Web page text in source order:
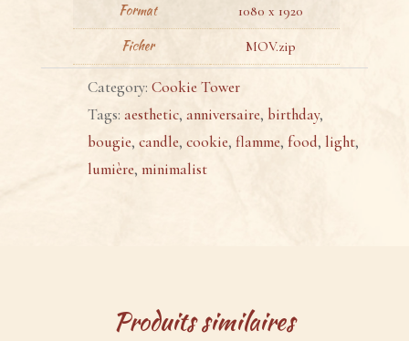
Format 1080 x 1920
Ficher MOV.zip
Category: Cookie Tower
Tags: aesthetic, anniversaire, birthday,
bougie, candle, cookie, flamme, food, light,
lumière, minimalist
Produits similaires